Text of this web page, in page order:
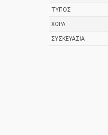
ΤΎΠΟΣ
ΧΏΡΑ
ΣΥΣΚΕΥΑΣΊΑ